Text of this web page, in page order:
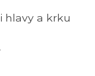
hlavy a krku